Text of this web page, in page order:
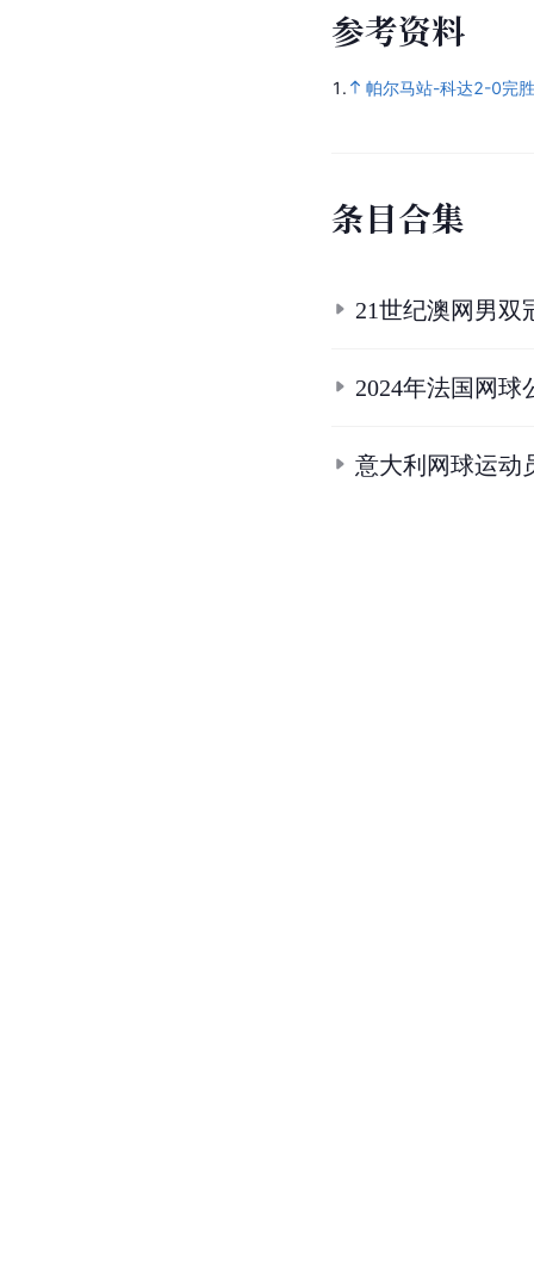
参考资料
1. 帕尔马站-科达2-0完
条目合集
21世纪澳网男双
2024年法国网球
意大利网球运动